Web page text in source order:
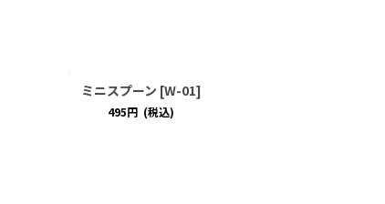
ミニスプーン [W-01]
495円 (税込)